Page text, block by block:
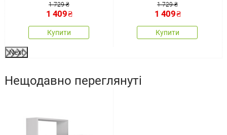
1 729 ₴
1 409₴
Купити
1 729 ₴
1 409₴
Купити
Next
Нещодавно переглянуті